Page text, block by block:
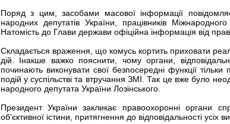
Поряд з цим, засобами масової інформації
народних депутатів України, працівників
Натомість до Глави держави офіційна інформація від
Складається враження, що комусь кортить приховати
дій. Інакше важко пояснити, чому органи,
починають виконувати свої безпосередні функції
подій у суспільстві та втручання ЗМІ. Так це вже було
народного депутата України Лозінського.
Президент України закликає правоохоронні органи
об’єктивної істини, притягнення до відповідальності усіх